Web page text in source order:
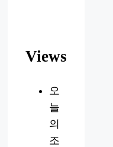
Views
오
늘
의
조